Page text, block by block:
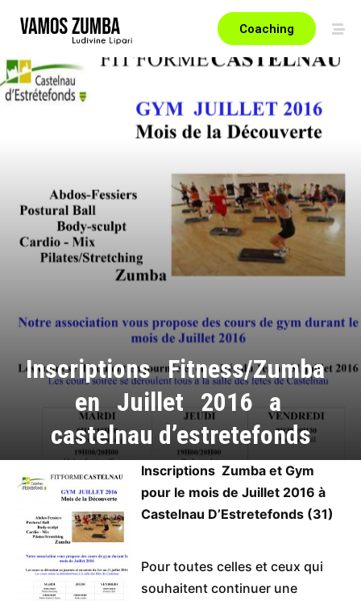
Coaching
Inscriptions Fitness/Zumba
en Juillet 2016 a
castelnau d’estretefonds
Inscriptions Zumba et Gym
pour le mois de Juillet 2016 à
Castelnau D’Estretefonds (31)
Pour toutes celles et ceux qui
souhaitent continuer une